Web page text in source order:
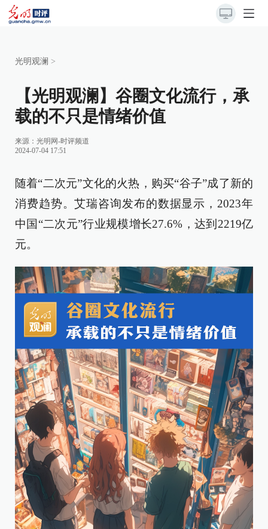
光明观澜 >
【光明观澜】谷圈文化流行，承
载的不只是情绪价值
来源： 光明网-时评频道
2024-07-04 17:51
随着“二次元”文化的火热，购买“谷子”成了新的
消费趋势。艾瑞咨询发布的数据显示，2023年
中国“二次元”行业规模增长27.6%，达到2219亿
元。